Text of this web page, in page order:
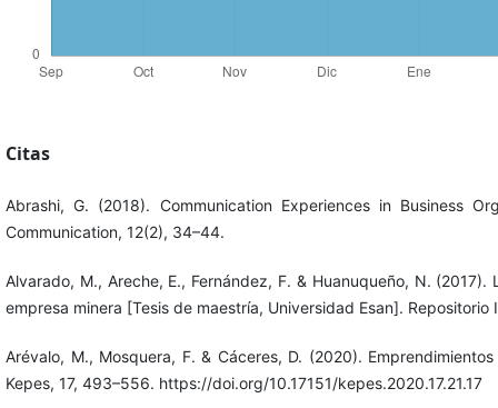
Citas
Abrashi, G. (2018). Communication Experiences in Business
Communication, 12(2), 34–44.
Alvarado, M., Areche, E., Fernández, F. & Huanuqueño, N.
empresa minera [Tesis de maestría, Universidad Esan]. Repositorio
Arévalo, M., Mosquera, F. & Cáceres, D. (2020).
Kepes, 17, 493–556. https://doi.org/10.17151/kepes.2020.17.21.17